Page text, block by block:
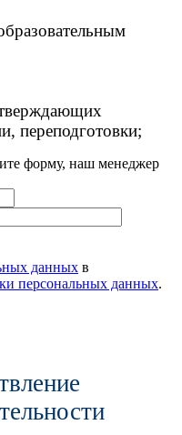
переподготовки;
форму, наш менеджер
данных в
персональных данных.